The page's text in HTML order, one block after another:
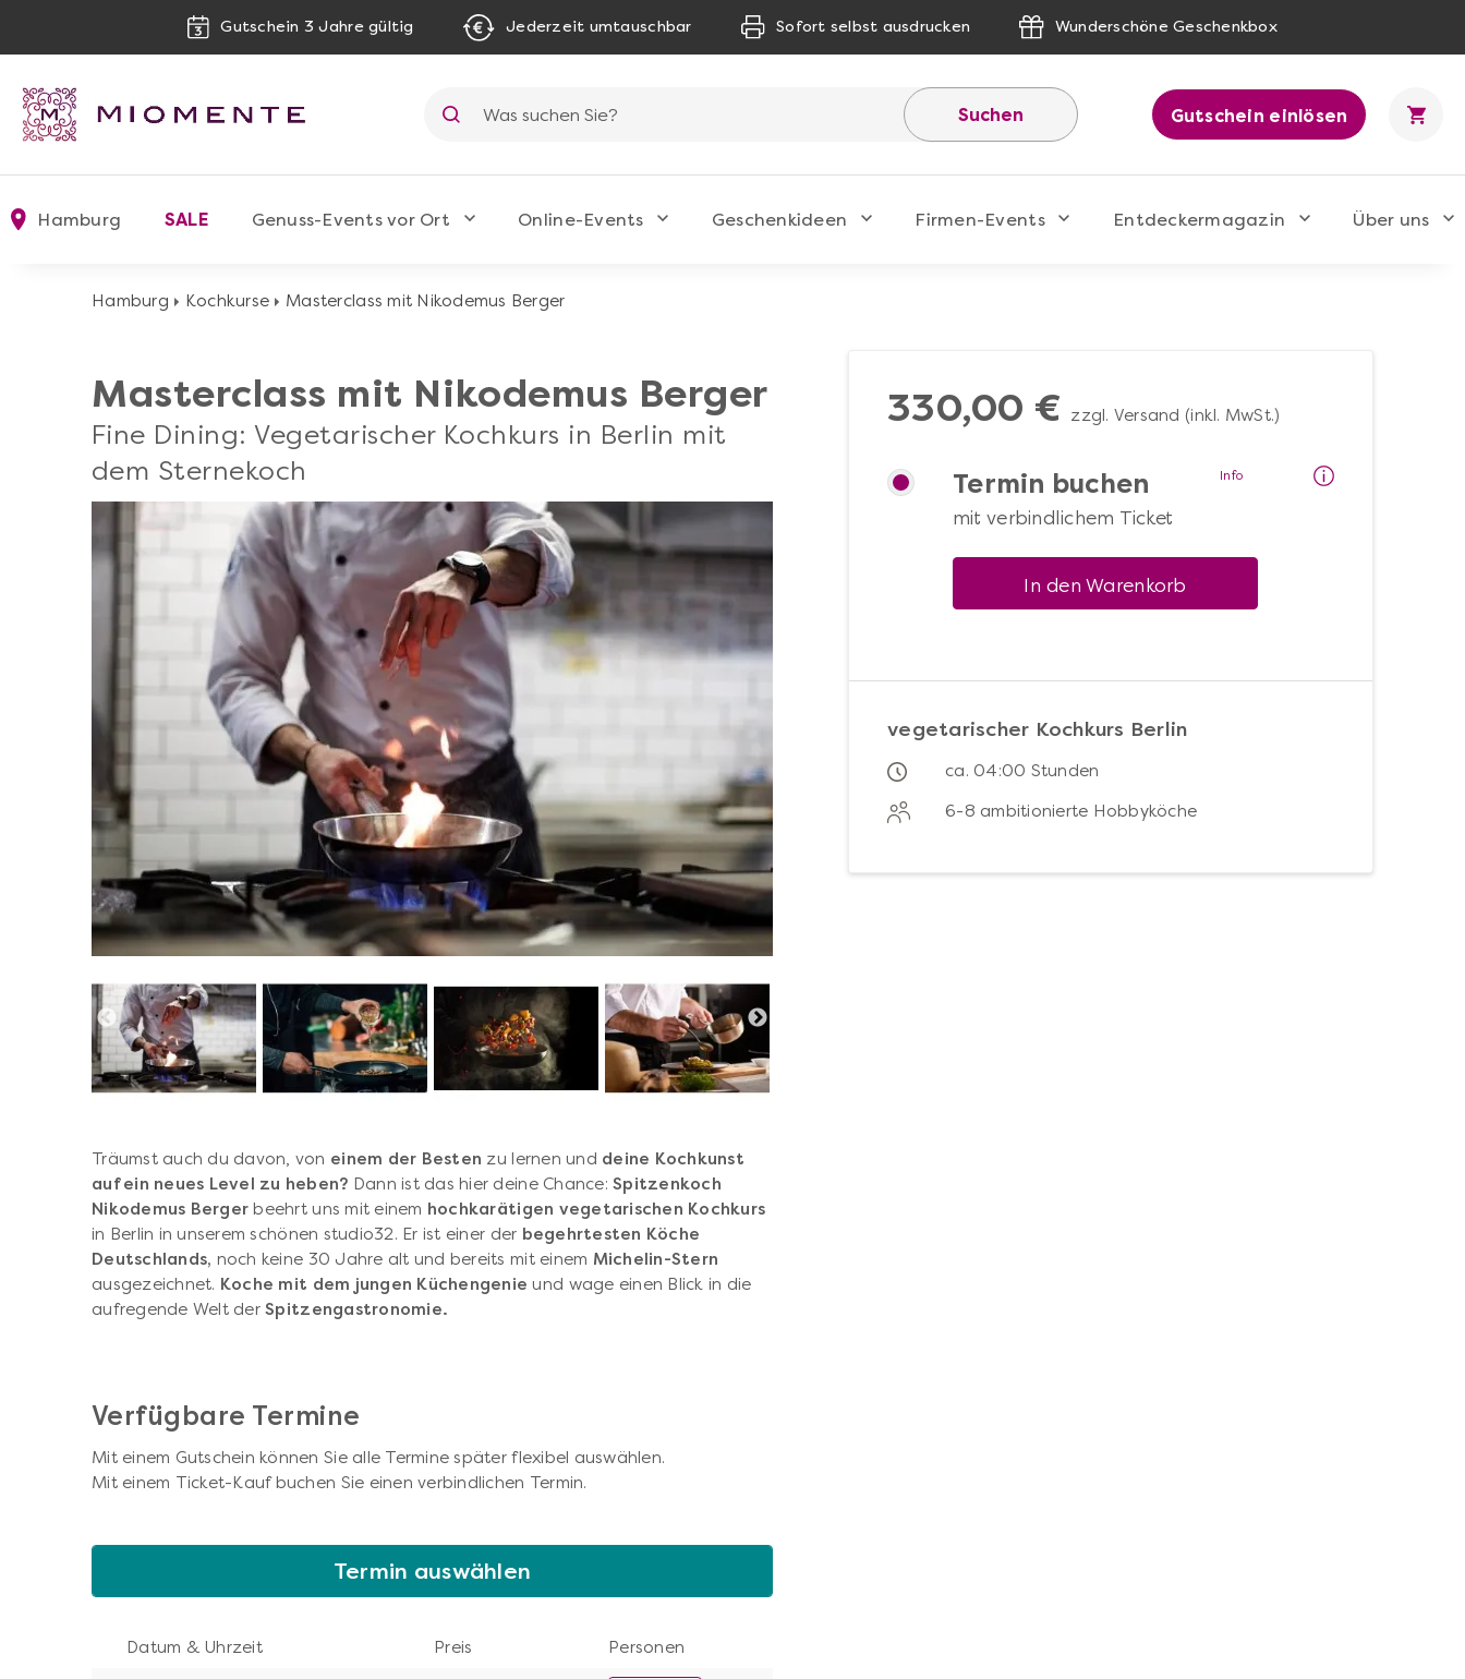
Gutschein 3 Jahre gültig Jederzeit umtauschbar Sofort selbst ausdrucken Wunderschöne Geschenkbox
Suchen Gutschein einlösen
Hamburg SALE Genuss-Events vor Ort Online-Events Geschenkideen Firmen-Events Entdeckermagazin Über uns
Hamburg Kochkurse Masterclass mit Nikodemus Berger
Masterclass mit Nikodemus Berger
Fine Dining: Vegetarischer Kochkurs in Berlin mit
dem Sternekoch
Träumst auch du davon, von einem der Besten zu lernen und deine Kochkunst
auf ein neues Level zu heben? Dann ist das hier deine Chance:Spitzenkoch
Nikodemus Berger beehrt uns mit einem hochkarätigen vegetarischen Kochkurs
in Berlin in unserem schönen studio32. Er ist einer der begehrtesten Köche
Deutschlands, noch keine 30 Jahre alt und bereits mit einem Michelin-Stern
ausgezeichnet. Koche mit dem jungen Küchengenie und wage einen Blick in die
aufregende Welt derSpitzengastronomie.
Verfügbare Termine
Mit einem Gutschein können Sie alle Termine später flexibel auswählen.
Mit einem Ticket-Kauf buchen Sie einen verbindlichen Termin.
Termin auswählen
Datum & Uhrzeit Preis Personen
330,00 € zzgl. Versand (inkl. MwSt.)
Termin buchen
mit verbindlichem Ticket
In den Warenkorb
Info
vegetarischer Kochkurs Berlin
ca. 04:00 Stunden
6-8 ambitionierte Hobbyköche